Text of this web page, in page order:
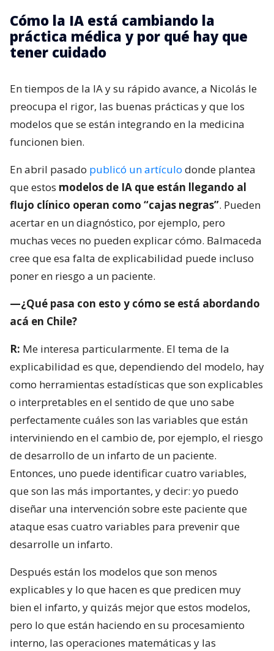
Cómo la IA está cambiando la
práctica médica y por qué hay que
tener cuidado
En tiempos de la IA y su rápido avance, a Nicolás le
preocupa el rigor, las buenas prácticas y que los
modelos que se están integrando en la medicina
funcionen bien.
En abril pasado publicó un artículo donde plantea
que estos modelos de IA que están llegando al
flujo clínico operan como “cajas negras”. Pueden
acertar en un diagnóstico, por ejemplo, pero
muchas veces no pueden explicar cómo. Balmaceda
cree que esa falta de explicabilidad puede incluso
poner en riesgo a un paciente.
—¿Qué pasa con esto y cómo se está abordando
acá en Chile?
R: Me interesa particularmente. El tema de la
explicabilidad es que, dependiendo del modelo, hay
como herramientas estadísticas que son explicables
o interpretables en el sentido de que uno sabe
perfectamente cuáles son las variables que están
interviniendo en el cambio de, por ejemplo, el riesgo
de desarrollo de un infarto de un paciente.
Entonces, uno puede identificar cuatro variables,
que son las más importantes, y decir: yo puedo
diseñar una intervención sobre este paciente que
ataque esas cuatro variables para prevenir que
desarrolle un infarto.
Después están los modelos que son menos
explicables y lo que hacen es que predicen muy
bien el infarto, y quizás mejor que estos modelos,
pero lo que están haciendo en su procesamiento
interno, las operaciones matemáticas y las